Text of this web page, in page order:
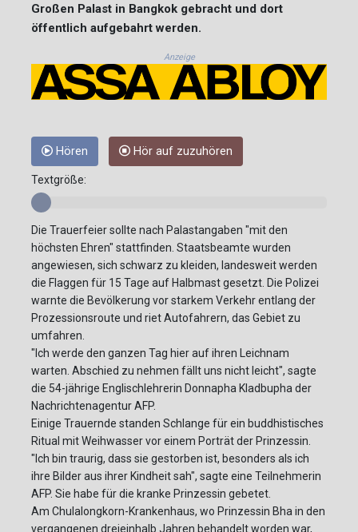
Großen Palast in Bangkok gebracht und dort
öffentlich aufgebahrt werden.
Anzeige
Hören Hör auf zuzuhören
Textgröße:
Die Trauerfeier sollte nach Palastangaben "mit den
höchsten Ehren" stattfinden. Staatsbeamte wurden
angewiesen, sich schwarz zu kleiden, landesweit werden
die Flaggen für 15 Tage auf Halbmast gesetzt. Die Polizei
warnte die Bevölkerung vor starkem Verkehr entlang der
Prozessionsroute und riet Autofahrern, das Gebiet zu
umfahren.
"Ich werde den ganzen Tag hier auf ihren Leichnam
warten. Abschied zu nehmen fällt uns nicht leicht", sagte
die 54-jährige Englischlehrerin Donnapha Kladbupha der
Nachrichtenagentur AFP.
Einige Trauernde standen Schlange für ein buddhistisches
Ritual mit Weihwasser vor einem Porträt der Prinzessin.
"Ich bin traurig, dass sie gestorben ist, besonders als ich
ihre Bilder aus ihrer Kindheit sah", sagte eine Teilnehmerin
AFP. Sie habe für die kranke Prinzessin gebetet.
Am Chulalongkorn-Krankenhaus, wo Prinzessin Bha in den
vergangenen dreieinhalb Jahren behandelt worden war,